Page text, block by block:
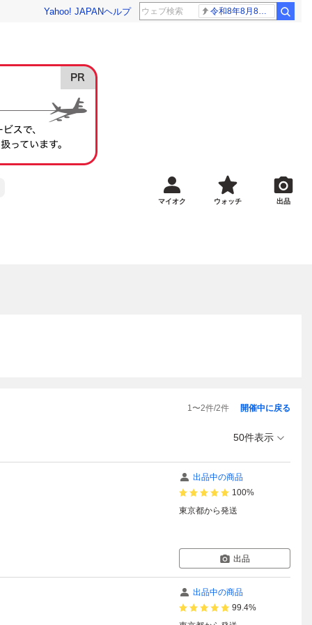
Yahoo! JAPANヘルプ 令和8年8月8日8時8分
マイオク ウォッチ 出品
1〜2件/2件 開催中に戻る
50件表示
出品中の商品
100%
東京都から発送
出品
出品中の商品
99.4%